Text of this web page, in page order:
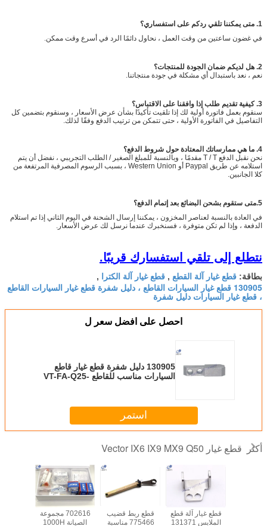
1. متى يمكننا تلقي ردكم على استفساري؟
في غضون ساعتين من وقت العمل ، نحاول دائمًا الرد في أسرع وقت ممكن.
2. هل لديكم ضمان الجودة للمنتجات؟
نعم ، نعد باستبدال أي مشكلة في جودة منتجاتنا.
3. كيفية تقديم طلب إذا وافقنا على الاقتباس؟
سنقوم بعمل فاتورة أولية لك إذا تلقيت تأكيدًا بشأن عرض الأسعار ، وسنقوم بتضمين كل
التفاصيل في الفاتورة الأولية ، حتى تتمكن من ترتيب الدفع وفقًا لذلك.
4. ما هي ممارساتك المعتادة حول شروط الدفع؟
نحن نقبل الدفع T / T مقدمًا ، وبالنسبة للمبلغ الصغير / الطلب التجريبي ، نفضل أن يتم
استلامه عن طريق Paypal أو Western Union ، بسبب الرسوم المصرفية المرتفعة من
كلا الجانبين.
5
.متى ستقوم بشحن البضائع بعد إتمام الدفع؟
في العادة بالنسبة لعناصر المخزون ، يمكننا إرسال الشحنة في اليوم الثاني إذا تم استلام
الدفعة ، وإذا لم تكن متوفرة ، فسنخبرك عندما نرسل لك عرض الأسعار.
نتطلع إلى تلقي استفسارك قريبًا.
بطاقة: قطع غيار آلة القطع , قطع غيار آلة الكترا ,
130905 قطع غيار السيارات القاطع ، دليل شفرة قطع غيار السيارات القاطع
، قطع غيار السيارات دليل شفرة
احصل على افضل سعر ل
130905 دليل شفرة قطع غيار قاطع
السيارات مناسب للقاطع VT-FA-Q25-
استمر
أكثر قطع غيار Vector IX6 IX9 MX9 Q50
702616 مجموعة
الصيانة 1000H
قطع ربط قضيب
775466 مناسبة
قطع غيار آلة قطع
الملابس 131371